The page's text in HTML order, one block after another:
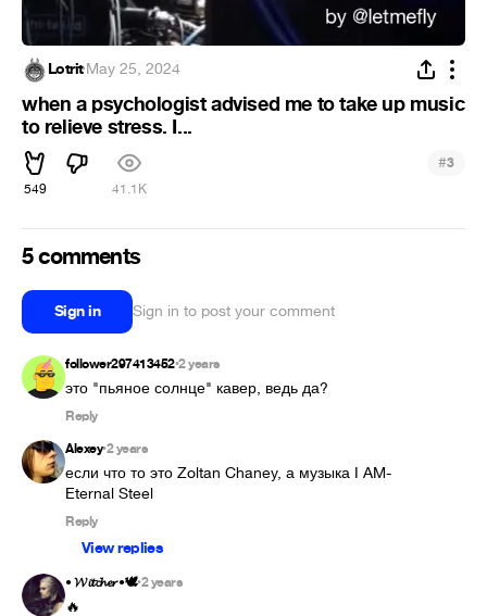
Lotrit·May 25, 2024
when a psychologist advised me to take up music
to relieve stress. I...
549 41.1K
#3
5 comments
Sign in Sign in to post your comment
follower297413452•2 years
это "пьяное солнце" кавер, ведь да?
Reply
Alexey•2 years
если что то это Zoltan Chaney, а музыка I AM-
Eternal Steel
Reply
View replies
• 𝓦𝓲𝓽𝓬𝓱𝓮𝓻 •🕊️•2 years
🔥